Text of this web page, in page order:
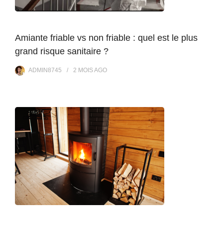
Amiante friable vs non friable : quel est le plus
grand risque sanitaire ?
ADMIN8745 2 MOISAGO